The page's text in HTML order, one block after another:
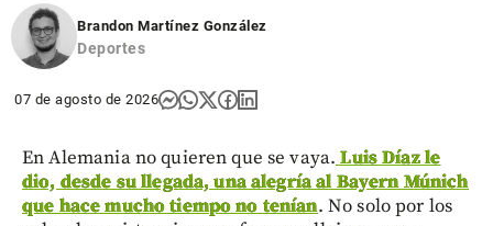
Brandon Martínez González
Deportes
07 de agosto de 2026
En Alemania no quieren que se vaya. Luis Díaz le
dio, desde su llegada, una alegría al Bayern Múnich
que hace mucho tiempo no tenían. No solo por los